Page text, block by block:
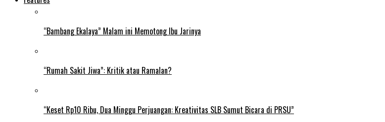
“Bambang Ekalaya” Malam ini Memotong Ibu Jarinya
“Rumah Sakit Jiwa”: Kritik atau Ramalan?
“Keset Rp10 Ribu, Dua Minggu Perjuangan: Kreativitas SLB Sumut Bicara di PRSU”